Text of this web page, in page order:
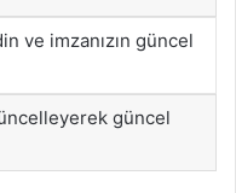
ve imzanızın güncel
güncel